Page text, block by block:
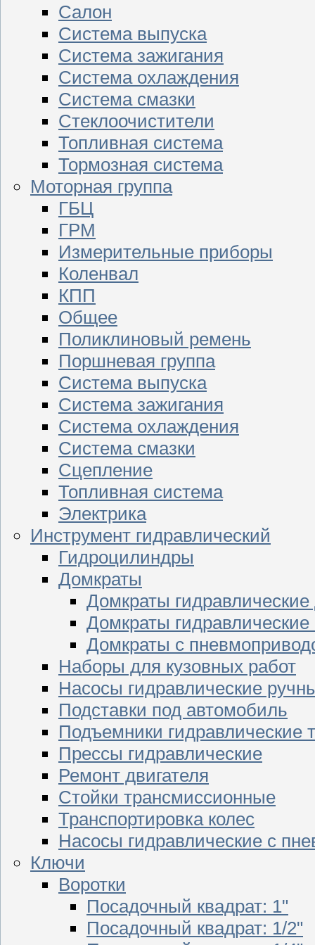
Салон
Система выпуска
Система зажигания
Система охлаждения
Система смазки
Стеклоочистители
Топливная система
Тормозная система
Моторная группа
ГБЦ
ГРМ
Измерительные приборы
Коленвал
КПП
Общее
Поликлиновый ремень
Поршневая группа
Система выпуска
Система зажигания
Система охлаждения
Система смазки
Сцепление
Топливная система
Электрика
Инструмент гидравлический
Гидроцилиндры
Домкраты
Домкраты
Домкраты гидравлические
Домкраты с
Наборы для кузовных работ
Насосы гидравлические
Подставки под автомобиль
Подъемники гидравлические
Прессы гидравлические
Ремонт двигателя
Стойки трансмиссионные
Транспортировка колес
Насосы гидравлические с
Ключи
Воротки
Посадочный квадрат: 1"
Посадочный квадрат: 1/2"